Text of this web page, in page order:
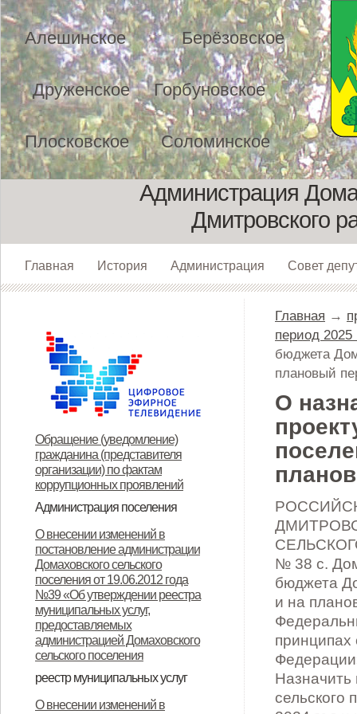
Алешинское Берёзовское
Друженское Горбуновское
Плосковское Соломинское
Главная История Администрация Совет
Администрация
Дмитровского
Обращение (уведомление)
гражданина (представителя
организации) по фактам
коррупционных проявлений
Администрация поселения
Структура и прием граждан
О внесении изменений в
постановление администрации
Домаховского сельского
поселения от 19.06.2012 года
№39 «Об утверждении реестра
муниципальных услуг,
предоставляемых
администрацией Домаховского
сельского поселения
реестр муниципальных услуг
Реестр муниципальных услуг,
Об утверждении реестра
Об утверждении Положения о
О внесении изменений в
Главная →
период 2025
бюджета
плановый
О
№ 38 с.
бюджета
и на
принципах
Назначить
сельского